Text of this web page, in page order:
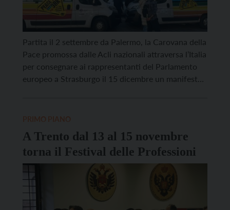
Partita il 2 settembre da Palermo, la Carovana della
Pace promossa dalle Acli nazionali attraversa l’Italia
per consegnare ai rappresentanti del Parlamento
europeo a Strasburgo il 15 dicembre un manifesto
A Trento dal 13 al 15 novembre
torna il Festival delle Professioni